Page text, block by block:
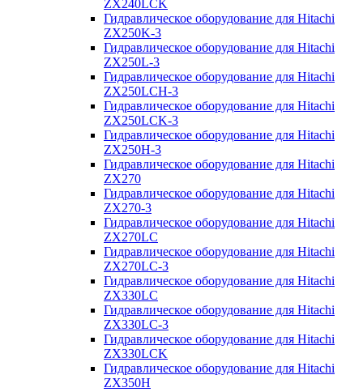
ZX240LCK
Гидравлическое оборудование для Hitachi
ZX250K-3
Гидравлическое оборудование для Hitachi
ZX250L-3
Гидравлическое оборудование для Hitachi
ZX250LCH-3
Гидравлическое оборудование для Hitachi
ZX250LCK-3
Гидравлическое оборудование для Hitachi
ZX250Н-3
Гидравлическое оборудование для Hitachi
ZX270
Гидравлическое оборудование для Hitachi
ZX270-3
Гидравлическое оборудование для Hitachi
ZX270LC
Гидравлическое оборудование для Hitachi
ZX270LC-3
Гидравлическое оборудование для Hitachi
ZX330LC
Гидравлическое оборудование для Hitachi
ZX330LC-3
Гидравлическое оборудование для Hitachi
ZX330LCK
Гидравлическое оборудование для Hitachi
ZX350H